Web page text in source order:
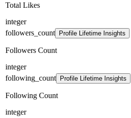
Total Likes
integer
followers_count
Profile Lifetime Insights
Followers Count
integer
following_count
Profile Lifetime Insights
Following Count
integer